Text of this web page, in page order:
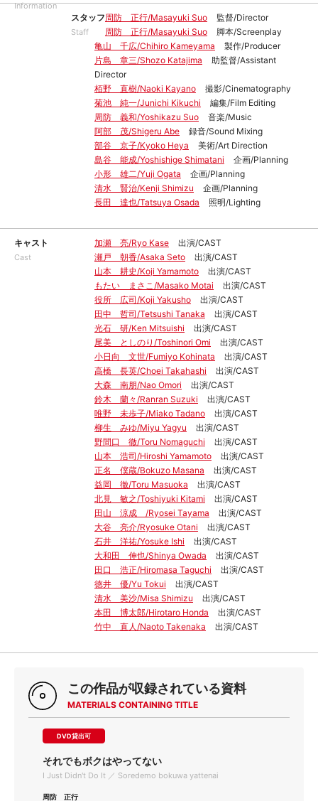
Information
スタッフ
Staff
周防 正行/Masayuki Suo
監督/Director
周防 正行/Masayuki Suo
脚本/Screenplay
亀山 千広/Chihiro Kameyama
製作/Producer
片島 章三/Shozo Katajima
助監督/Assistant
Director
栢野 直樹/Naoki Kayano
撮影/Cinematography
菊池 純一/Junichi Kikuchi
編集/Film Editing
周防 義和/Yoshikazu Suo
音楽/Music
阿部 茂/Shigeru Abe
録音/Sound Mixing
部谷 京子/Kyoko Heya
美術/Art Direction
島谷 能成/Yoshishige Shimatani
企画/Planning
小形 雄二/Yuji Ogata
企画/Planning
清水 賢治/Kenji Shimizu
企画/Planning
長田 達也/Tatsuya Osada
照明/Lighting
キャスト
Cast
加瀬 亮/Ryo Kase
出演/CAST
瀬戸 朝香/Asaka Seto
出演/CAST
山本 耕史/Koji Yamamoto
出演/CAST
もたい まさこ/Masako Motai
出演/CAST
役所 広司/Koji Yakusho
出演/CAST
田中 哲司/Tetsushi Tanaka
出演/CAST
光石 研/Ken Mitsuishi
出演/CAST
尾美 としのり/Toshinori Omi
出演/CAST
小日向 文世/Fumiyo Kohinata
出演/CAST
高橋 長英/Choei Takahashi
出演/CAST
大森 南朋/Nao Omori
出演/CAST
鈴木 蘭々/Ranran Suzuki
出演/CAST
唯野 未歩子/Miako Tadano
出演/CAST
柳生 みゆ/Miyu Yagyu
出演/CAST
野間口 徹/Toru Nomaguchi
出演/CAST
山本 浩司/Hiroshi Yamamoto
出演/CAST
正名 僕蔵/Bokuzo Masana
出演/CAST
益岡 徹/Toru Masuoka
出演/CAST
北見 敏之/Toshiyuki Kitami
出演/CAST
田山 涼成 /Ryosei Tayama
出演/CAST
大谷 亮介/Ryosuke Otani
出演/CAST
石井 洋祐/Yosuke Ishi
出演/CAST
大和田 伸也/Shinya Owada
出演/CAST
田口 浩正/Hiromasa Taguchi
出演/CAST
徳井 優/Yu Tokui
出演/CAST
清水 美沙/Misa Shimizu
出演/CAST
本田 博太郎/Hirotaro Honda
出演/CAST
竹中 直人/Naoto Takenaka
出演/CAST
この作品が収録されている資料
MATERIALS CONTAINING TITLE
DVD貸出可
それでもボクはやってない
I Just Didn't Do It ／ Soredemo bokuwa yattenai
周防 正行